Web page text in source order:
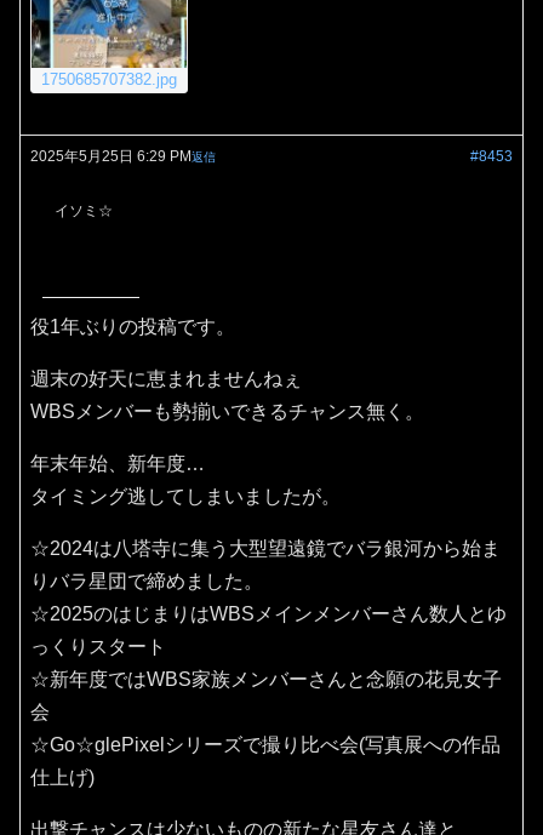
1750685707382.jpg
2025年5月25日 6:29 PM #8453
返信
イソミ☆
役1年ぶりの投稿です。
週末の好天に恵まれませんねぇ
WBSメンバーも勢揃いできるチャンス無く。
年末年始、新年度…
タイミング逃してしまいましたが。
☆2024は八塔寺に集う大型望遠鏡でバラ銀河から始ま
りバラ星団で締めました。
☆2025のはじまりはWBSメインメンバーさん数人とゆ
っくりスタート
☆新年度ではWBS家族メンバーさんと念願の花見女子
会
☆Go☆glePixelシリーズで撮り比べ会(写真展への作品
仕上げ)
出撃チャンスは少ないものの新たな星友さん達と